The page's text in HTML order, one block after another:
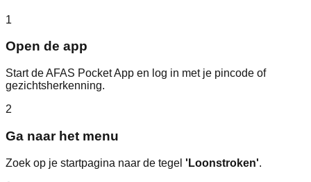
1
Open de app
Start de AFAS Pocket App en log in met je pincode of
gezichtsherkenning.
2
Ga naar het menu
Zoek op je startpagina naar de tegel 'Loonstroken'.